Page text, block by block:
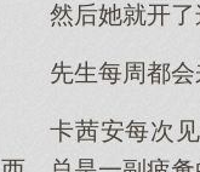
然后她就开了
先生每周都
卡茜安每次